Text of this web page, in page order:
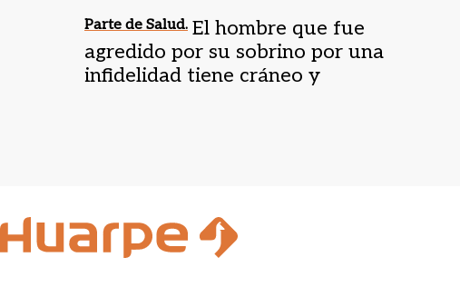
Parte de Salud. El hombre que fue
agredido por su sobrino por una
infidelidad tiene cráneo y